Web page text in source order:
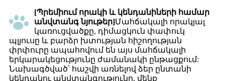
[Պրեմիում որակի և կենդանիների համար
անվտանգ նյութեր]Մահճակալի որակյալ
կառուցվածքը, դիմացկուն փափուկ
պլյուսը և բարձր խտության հիշողության
փրփուրը ապահովում են այս մահճակալի
երկարակեցությունը ժամանակի ընթացքում:
Նախագծված՝ հաշվի առնելով ձեր ընտանի
կենդանու անվտանգությունը, մենք